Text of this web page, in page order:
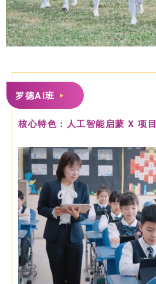
罗德AI班
核心特色：人工智能启蒙 X 项